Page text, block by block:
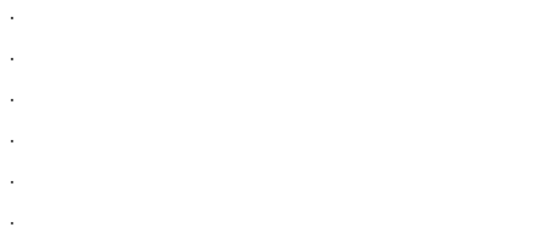
.
.
.
.
.
.